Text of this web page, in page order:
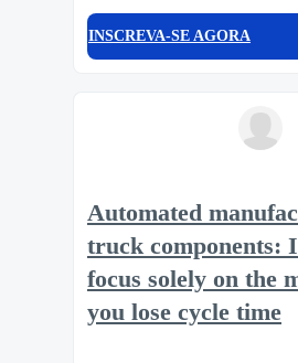
INSCREVA-SE AGORA
Automated
truck components:
focus solely on the
you lose cycle time